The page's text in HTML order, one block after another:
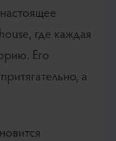
где каждая
Его
а